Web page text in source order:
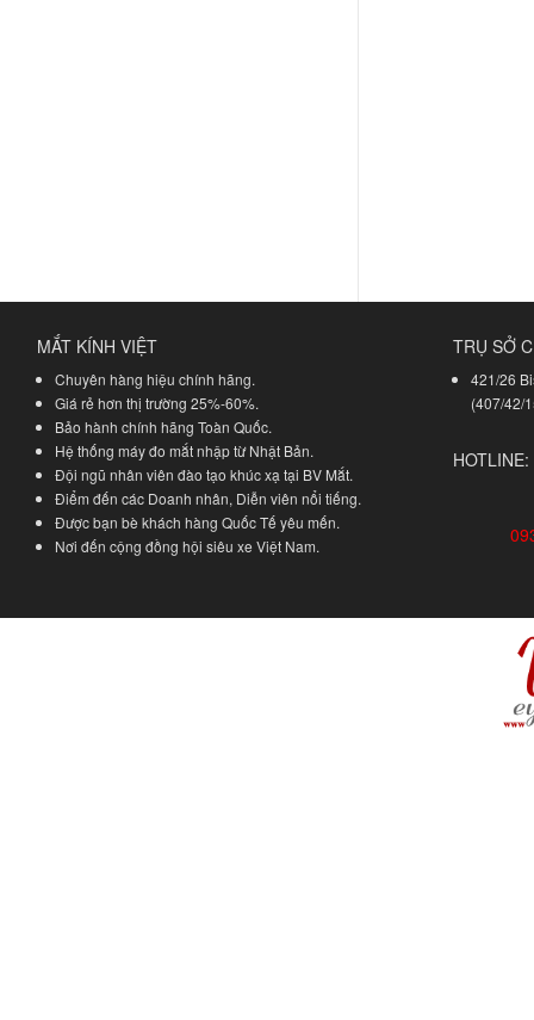
MẮT KÍNH VIỆT
Chuyên hàng hiệu chính hãng.
Giá rẻ hơn thị trường 25%-60%.
Bảo hành chính hãng Toàn Quốc.
Hệ thống máy đo mắt nhập từ Nhật Bản.
Đội ngũ nhân viên đào tạo khúc xạ tại BV Mắt.
Điểm đến các Doanh nhân, Diễn viên nổi tiếng.
Được bạn bè khách hàng Quốc Tế yêu mến.
Nơi đến cộng đồng hội siêu xe Việt Nam.
TRỤ SỞ
421/26
(407/42/
HOTLINE: